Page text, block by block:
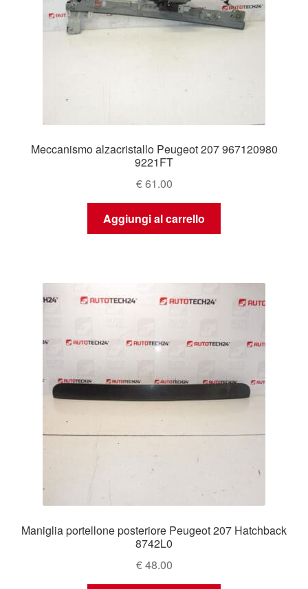
Meccanismo alzacristallo Peugeot 207 967120980
9221FT
€61.00
Aggiungi al carrello
Maniglia portellone posteriore Peugeot 207 Hatchback
8742L0
€48.00